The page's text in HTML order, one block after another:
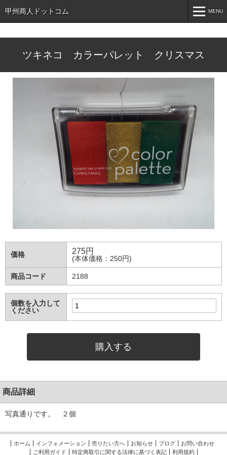
甲州商人ドットコム MENU
ホームHOME
For Sell
こんなもの探しています
CONTACT
ツキネコ カラーパレット クリスマス
価格 275円
(本体価格：250円)
商品コード 2188
個数を入力して
ください
商品詳細
写真通りです。 ２個
ホーム インフォメーション 売りたい方へ お知らせ ブログ
お問い合わせ
ご利用ガイド
特定商取引に関する法律に基づく表記 利用規約